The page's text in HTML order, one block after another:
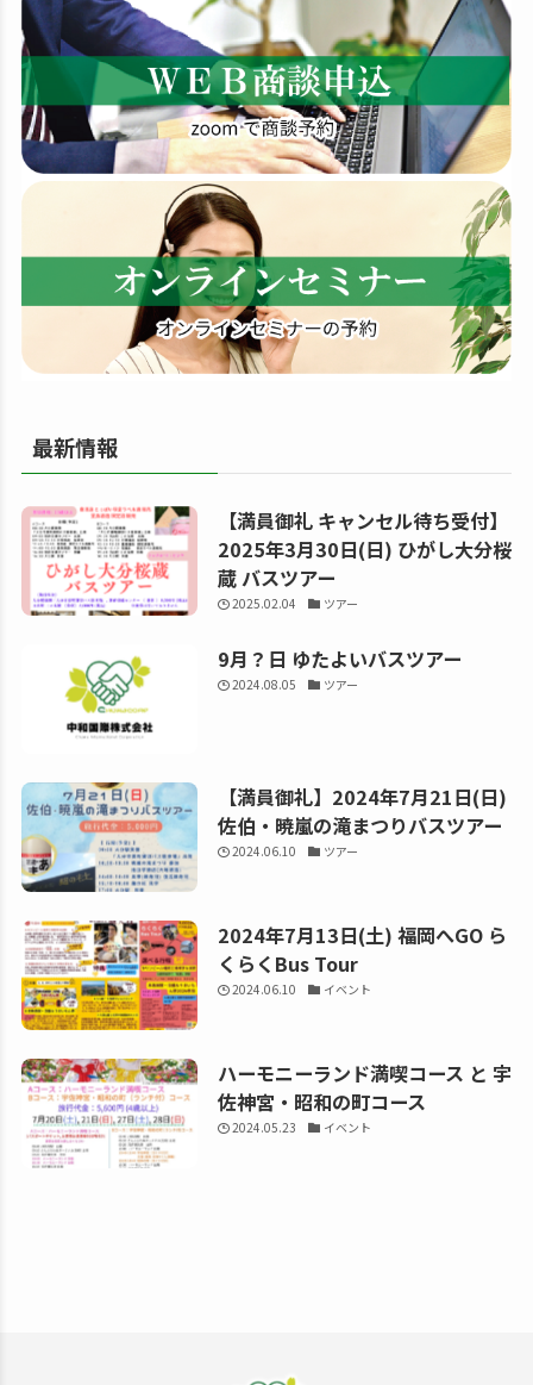
す
る
最新情報
【満員御礼 キャンセル待ち受付】
2025年3月30日(日) ひがし大分桜
蔵 バスツアー
2025.02.04 ツアー
9月？日 ゆたよいバスツアー
2024.08.05 ツアー
【満員御礼】2024年7月21日(日)
佐伯・暁嵐の滝まつりバスツアー
2024.06.10 ツアー
2024年7月13日(土) 福岡へGO ら
くらくBus Tour
2024.06.10 イベント
ハーモニーランド満喫コース と 宇
佐神宮・昭和の町コース
2024.05.23 イベント